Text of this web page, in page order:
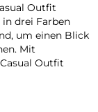
Outfit
drei Farben
um einen Blick
Mit
Outfit